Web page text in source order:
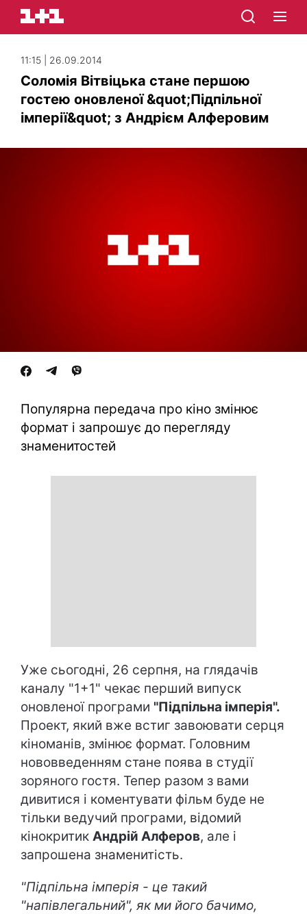
11:15 | 26.09.2014
Соломія Вітвіцька стане першою
гостею оновленої &quot;Підпільної
імперії&quot; з Андрієм Алферовим
Популярна передача про кіно змінює
формат і запрошує до перегляду
знаменитостей
Уже сьогодні, 26 серпня, на глядачів
каналу "1+1" чекає перший випуск
оновленої програми "Підпільна імперія".
Проект, який вже встиг завоювати серця
кіноманів, змінює формат. Головним
нововведенням стане поява в студії
зоряного гостя. Тепер разом з вами
дивитися і коментувати фільм буде не
тільки ведучий програми, відомий
кінокритик Андрій Алферов, але і
запрошена знаменитість.
"Підпільна імперія - це такий
"напівлегальний", як ми його бачимо,